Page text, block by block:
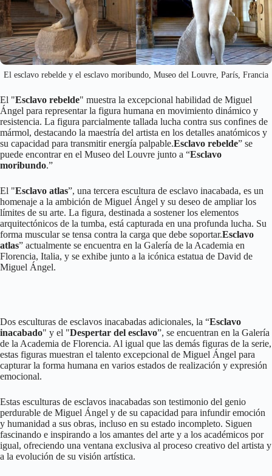
El esclavo rebelde y el esclavo moribundo, Museo del Louvre, París, Francia
El "Esclavo rebelde" muestra la excepcional habilidad de Miguel
Ángel para representar la figura humana en movimiento dinámico y
resistencia. La figura parcialmente tallada lucha contra sus confines de
mármol, destacando la maestría del artista en los detalles anatómicos y
su capacidad para transmitir energía palpable.Esclavo rebelde” se
puede encontrar en el Museo del Louvre junto a “Esclavo
moribundo.”
El "Esclavo atlas”, una tercera escultura de esclavo inacabada, es un
homenaje a la ambición de Miguel Ángel y su deseo de ampliar los
límites de su arte. La figura, destinada a sostener los elementos
arquitectónicos de la tumba, está capturada en una profunda lucha. Su
forma muscular se tensa contra la carga que debe soportar.Esclavo
atlas” actualmente se encuentra en la Galería de la Academia en
Florencia, Italia, y se exhibe junto a la icónica estatua de David de
Miguel Ángel.
Dos esculturas de esclavos inacabadas adicionales, la “Esclavo
inacabado" y el "Despertar del esclavo”, se encuentran en la Galería
de la Academia de Florencia. Al igual que las demás figuras de la serie,
estas figuras muestran el talento excepcional de Miguel Ángel para
capturar la forma humana en varios estados de realización y expresión
emocional.
Estas esculturas de esclavos inacabadas son testimonio del genio
perdurable de Miguel Ángel y de su capacidad para infundir emoción
y humanidad a sus obras, incluso en su estado incompleto. Siguen
fascinando e inspirando a los amantes del arte y a los académicos por
igual, ofreciendo una ventana exclusiva al proceso creativo del artista y
a la evolución de su visión artística.